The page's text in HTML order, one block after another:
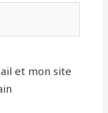
et mon site